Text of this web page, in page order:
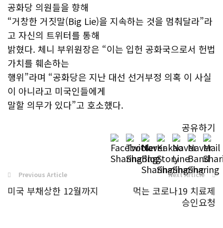
공화당 의원들을 향해
“거창한 거짓말(Big Lie)을 지속하는 것을 멈춰달라”라
고 자신의 트위터를 통해
밝혔다. 체니 부위원장은 “이는 입헌 공화국으로서 헌법
가치를 훼손하는
행위”라며 “공화당은 지난 대선 선거부정 의혹 이 사실
이 아니라고 미국인들에게
말할 의무가 있다”고 호소했다.
공유하기
Previous Article
미국 부채상한 12월까지
Next Article
먹는 코로나19 치료제
승인요청